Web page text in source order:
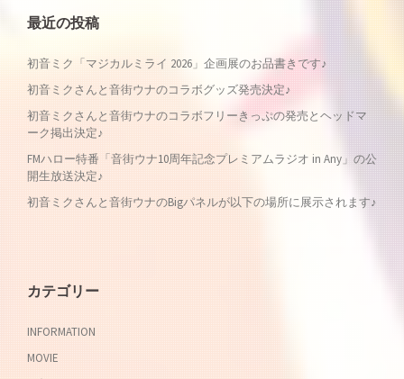
ビ
ゲ
ー
シ
ョ
最近の投稿
初音ミク「マジカルミライ 2026」企画展のお品書きです♪
初音ミクさんと音街ウナのコラボグッズ発売決定♪
初音ミクさんと音街ウナのコラボフリーきっぷの発売とヘッドマ
ーク掲出決定♪
FMハロー特番「音街ウナ10周年記念プレミアムラジオ in Any」の公
開生放送決定♪
初音ミクさんと音街ウナのBigパネルが以下の場所に展示されます♪
カテゴリー
INFORMATION
MOVIE